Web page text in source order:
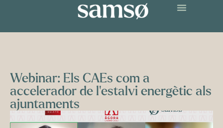
Webinar: Els CAEs com a
accelerador de l’estalvi energètic als
ajuntaments